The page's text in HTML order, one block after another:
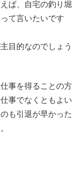
ば、自宅の釣り堀
て言いたいです
目的なのでしょう
事を得ることの方
事でなくともよい
も引退が早かった